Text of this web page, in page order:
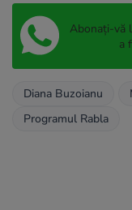
Abonați-vă
a
Diana Buzoianu
Programul Rabla